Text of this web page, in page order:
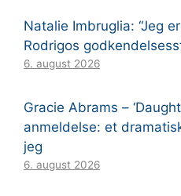
Natalie Imbruglia: “Jeg
Rodrigos
6. august 2026
Gracie Abrams –
anmeldelse: et
jeg
6. august 2026